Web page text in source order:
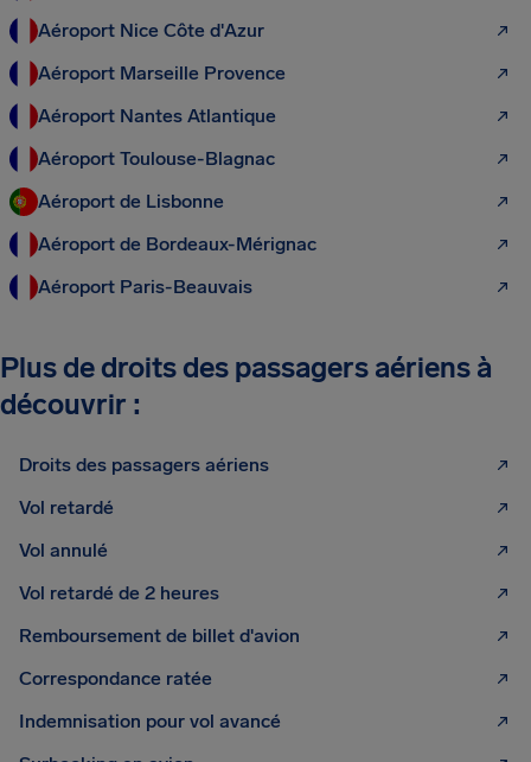
Aéroport Nice Côte d'Azur
Aéroport Marseille Provence
Aéroport Nantes Atlantique
Aéroport Toulouse-Blagnac
Aéroport de Lisbonne
Aéroport de Bordeaux-Mérignac
Aéroport Paris-Beauvais
Plus de droits des passagers aériens à
découvrir :
Droits des passagers aériens
Vol retardé
Vol annulé
Vol retardé de 2 heures
Remboursement de billet d'avion
Correspondance ratée
Indemnisation pour vol avancé